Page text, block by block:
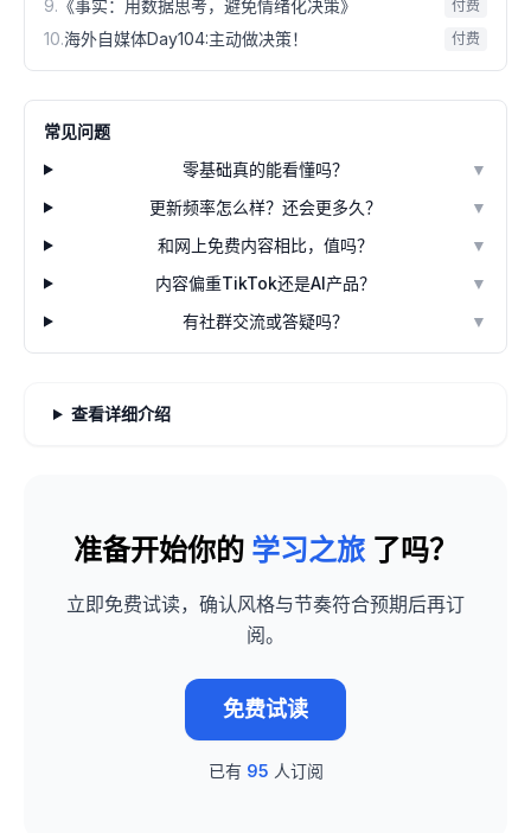
9. 《事实：用数据思考，避免情绪化决策》 付费
10.海外自媒体Day104:主动做决策！ 付费
常见问题
零基础真的能看懂吗？
▼
更新频率怎么样？还会更多久？
▼
和网上免费内容相比，值吗？
▼
内容偏重TikTok还是AI产品？
▼
有社群交流或答疑吗？
▼
查看详细介绍
准备开始你的 学习之旅 了吗？
立即免费试读，确认风格与节奏符合预期后再订
阅。
免费试读
已有 95 人订阅